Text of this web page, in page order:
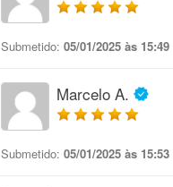
Submetido: 05/01/2025 às 15:49
Marcelo A.
Submetido: 05/01/2025 às 15:53